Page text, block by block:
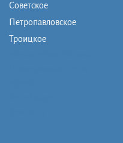
Советское
Петропавловское
Троицкое